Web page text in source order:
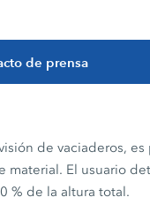
de prensa
de vaciaderos,
material. El usuario
% de la altura total.